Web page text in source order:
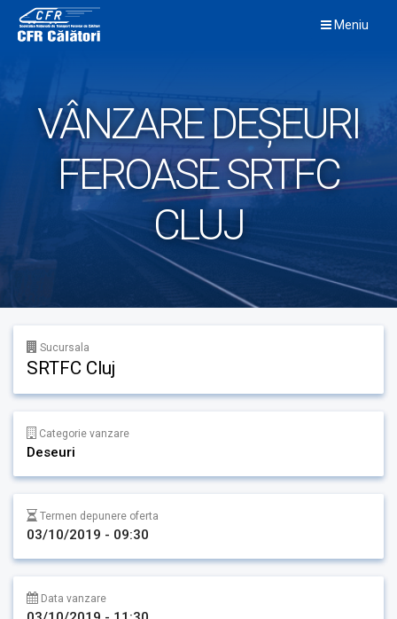
content
Meniu
VÂNZARE DEȘEURI
FEROASE SRTFC
CLUJ
Sucursala
SRTFC Cluj
Categorie vanzare
Deseuri
Termen depunere oferta
03/10/2019 - 09:30
Data vanzare